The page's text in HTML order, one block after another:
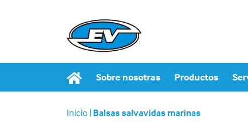
Sobre nosotras Productos
Inicio | Balsas salvavidas marinas